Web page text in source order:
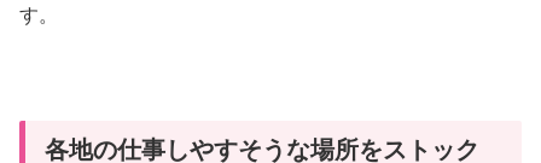
す。
各地の仕事しやすそうな場所をストック